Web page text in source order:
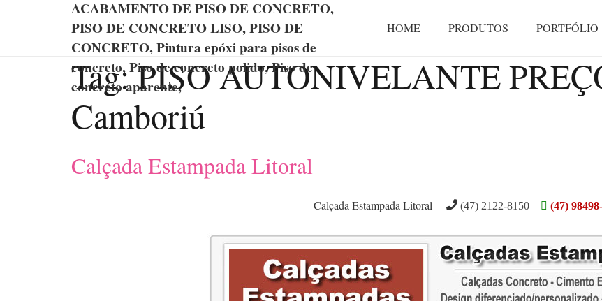
ACABAMENTO DE PISO DE CONCRETO,
PISO DE CONCRETO LISO, PISO DE
CONCRETO, Pintura epóxi para pisos de
concreto, Piso de concreto polido, Piso de
concreto aparente,
HOME PRODUTOS PORTFÓLIO
Tag:PISO AUTONIVELANTE
Camboriú
Calçada Estampada Litoral
Calçada Estampada Litoral – (47) 2122-8150 (47)